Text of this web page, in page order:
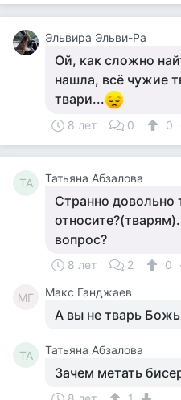
Эльвира Эльви-Ра
Ой, как сложно
нашла, всё чужие
твари...
8 лет 0 0
ТА Татьяна Абзалова
Странно довольно
вопрос?
8 лет 2 0
МГ Макс Ганджаев
А вы не тварь
ТА Татьяна Абзалова
Зачем метать